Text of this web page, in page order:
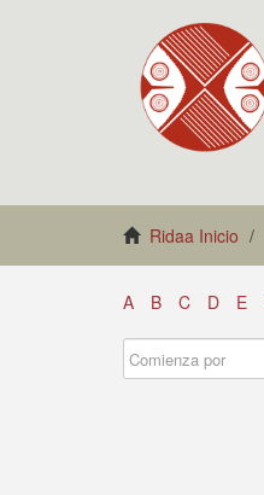
Ridaa Inicio
A B C D E